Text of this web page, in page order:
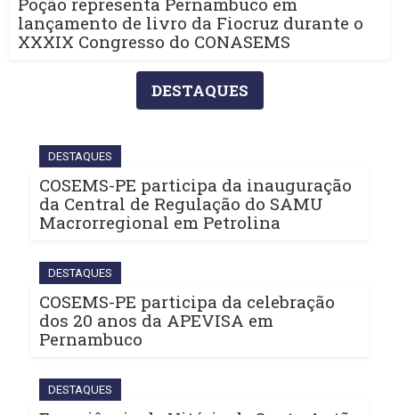
lançamento de livro da Fiocruz durante o
XXXIX Congresso do CONASEMS
DESTAQUES
DESTAQUES
COSEMS-PE participa da inauguração
da Central de Regulação do SAMU
Macrorregional em Petrolina
DESTAQUES
COSEMS-PE participa da celebração
dos 20 anos da APEVISA em
Pernambuco
DESTAQUES